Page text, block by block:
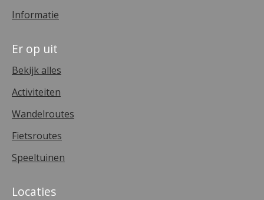
Informatie
Er op uit
Bekijk alles
Activiteiten
Wandelroutes
Fietsroutes
Speeltuinen
Locaties